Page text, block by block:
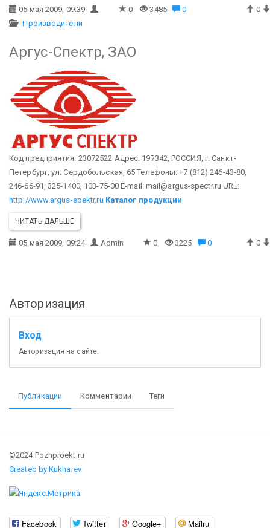
05 мая 2009, 09:39 0 3485 0
0
Производители
Аргус-Спектр, ЗАО
Код предприятия: 23072522 Адрес: 197342, РОССИЯ, г. Санкт-
Петербург, ул. Сердобольская, 65 Телефоны: +7 (812) 246-43-80,
246-66-91, 325-1400, 103-75-00 E-mail: mail@argus-spectr.ru URL:
http://www.argus-spektr.ru Каталог продукции
ЧИТАТЬ ДАЛЬШЕ
05 мая 2009, 09:24 Admin 0 3225 0 0
Авторизация
Вход
Авторизация на сайте.
Публикации Комментарии Теги
©2024 Pozhproekt.ru
Created by Kukharev
Facebook Twitter Google+ Mailru